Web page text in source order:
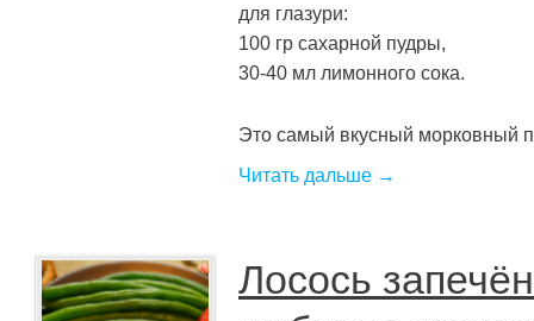
для глазури:
100 гр сахарной пудры,
30-40 мл лимонного сока.
Это самый вкусный морковный
Читать дальше →
Лосось